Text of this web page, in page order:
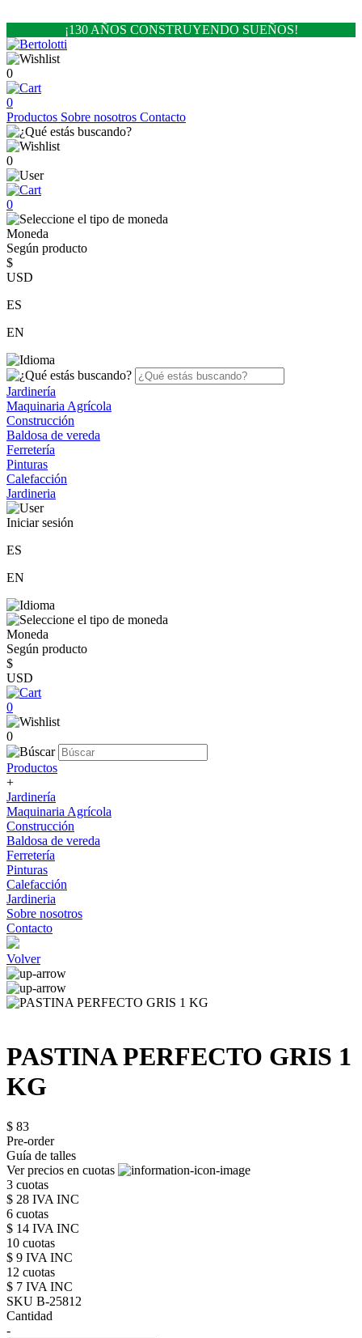
¡130 AÑOS CONSTRUYENDO SUEÑOS!
0
0
Productos Sobre nosotros Contacto
0
0
Moneda
Según producto
$
USD
ES
EN
Jardinería
Maquinaria Agrícola
Construcción
Baldosa de vereda
Ferretería
Pinturas
Calefacción
Jardineria
Iniciar sesión
ES
EN
Moneda
Según producto
$
USD
0
0
Productos
+
Jardinería
Maquinaria Agrícola
Construcción
Baldosa de vereda
Ferretería
Pinturas
Calefacción
Jardineria
Sobre nosotros
Contacto
Volver
PASTINA PERFECTO GRIS 1
KG
$ 83
Pre-order
Guía de talles
Ver precios en cuotas
3 cuotas
$ 28 IVA INC
6 cuotas
$ 14 IVA INC
10 cuotas
$ 9 IVA INC
12 cuotas
$ 7 IVA INC
SKU B-25812
Cantidad
-